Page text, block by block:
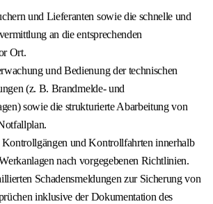
und Lieferanten sowie die schnelle und
an die entsprechenden
Ort.
und Bedienung der technischen
(z. B. Brandmelde- und
sowie die strukturierte Abarbeitung von
und Kontrollfahrten innerhalb
nach vorgegebenen Richtlinien.
Schadensmeldungen zur Sicherung von
inklusive der Dokumentation des